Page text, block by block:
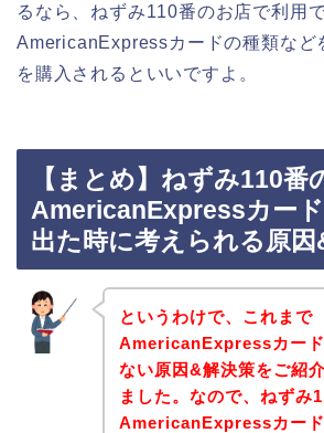
るなら、ねずみ110番のお店で利用
AmericanExpressカードの種類など
を購入されるといいですよ。
【まとめ】ねずみ110番
AmericanExpressカー
出た時に考えられる原因
というわけで、これまで
AmericanExpressカード
ない原因&解決策をご紹
ました。なので、ねずみ
AmericanExpressカード